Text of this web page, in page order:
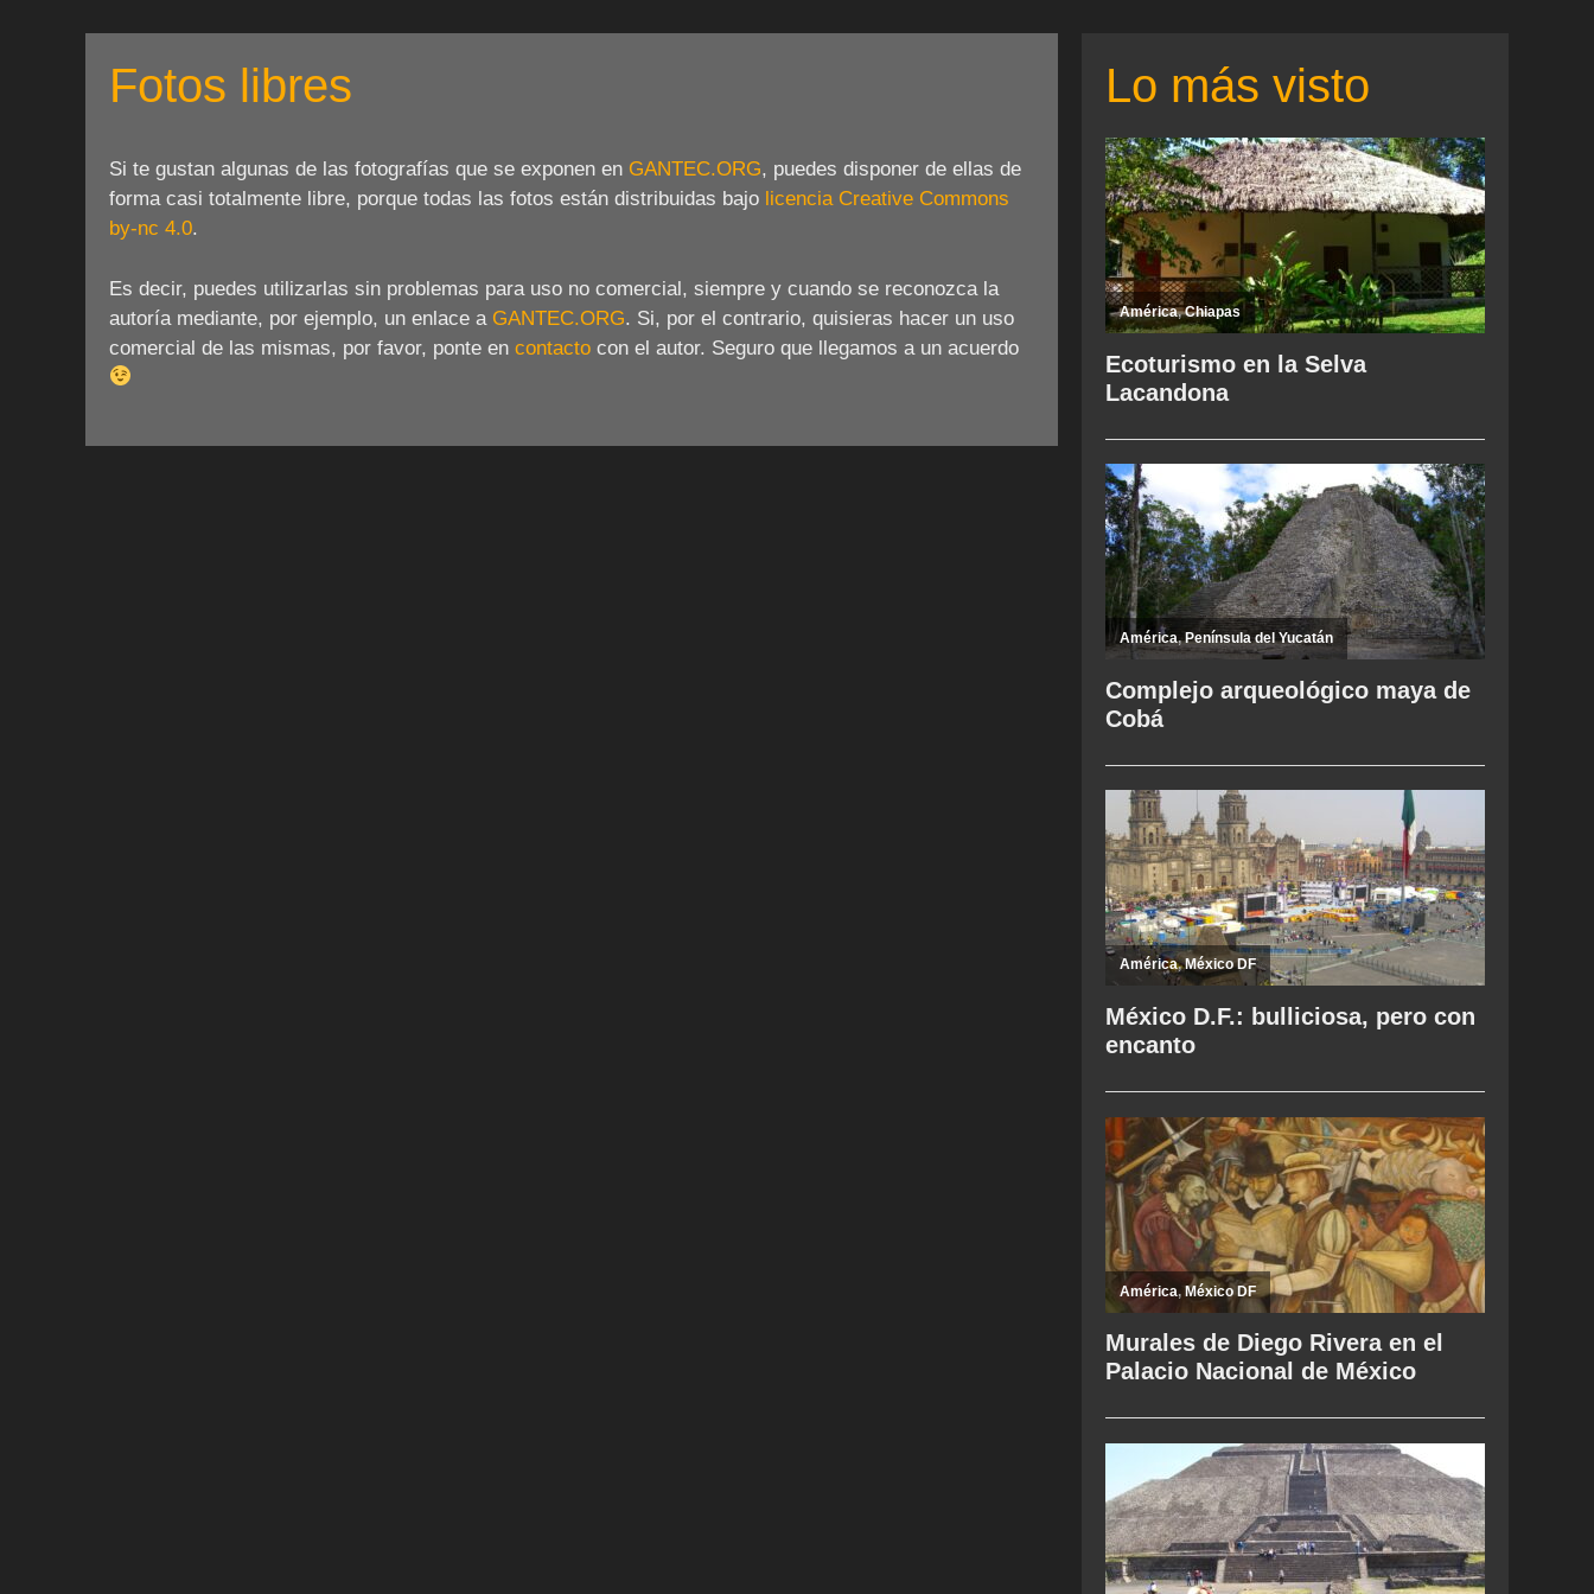
Fotos libres
Si te gustan algunas de las fotografías que se exponen en GANTEC.ORG, puedes disponer de ellas de
forma casi totalmente libre, porque todas las fotos están distribuidas bajo licencia Creative Commons
by-nc 4.0.
Es decir, puedes utilizarlas sin problemas para uso no comercial, siempre y cuando se reconozca la
autoría mediante, por ejemplo, un enlace a GANTEC.ORG. Si, por el contrario, quisieras hacer un uso
comercial de las mismas, por favor, ponte en contacto con el autor. Seguro que llegamos a un acuerdo
Lo más visto